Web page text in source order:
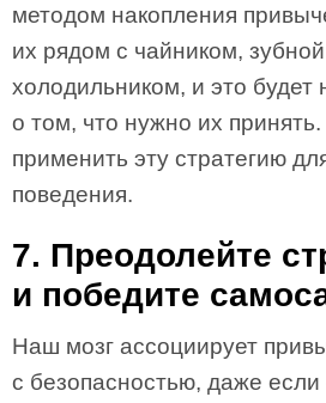
методом накопления
их рядом с чайником,
холодильником, и это будет
о том, что нужно их
применить эту стратегию
поведения.
7. Преодолейте
и победите
Наш мозг ассоциирует
с безопасностью, даже если